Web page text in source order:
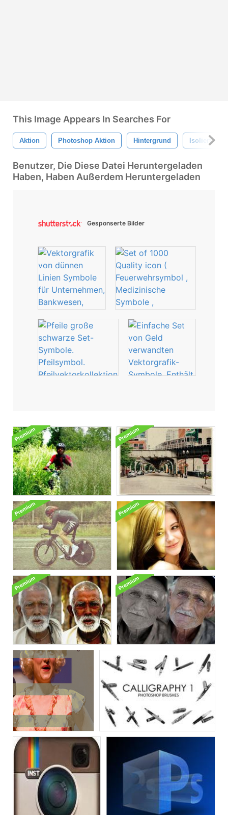
This Image Appears In Searches For
Aktion Photoshop Aktion Hintergrund Isoliert
Benutzer, Die Diese Datei Heruntergeladen
Haben, Haben Außerdem Heruntergeladen
Gesponserte Bilder